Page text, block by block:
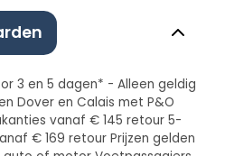
3 en 5 dagen* - Alleen geldig
Dover en Calais met P&O
vanaf € 145 retour 5-
€ 169 retour Prijzen gelden